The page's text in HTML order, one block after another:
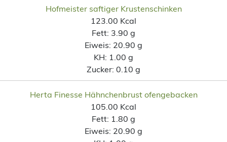
Hofmeister saftiger Krustenschinken
123.00 Kcal
Fett: 3.90 g
Eiweis: 20.90 g
KH: 1.00 g
Zucker: 0.10 g
Herta Finesse Hähnchenbrust ofengebacken
105.00 Kcal
Fett: 1.80 g
Eiweis: 20.90 g